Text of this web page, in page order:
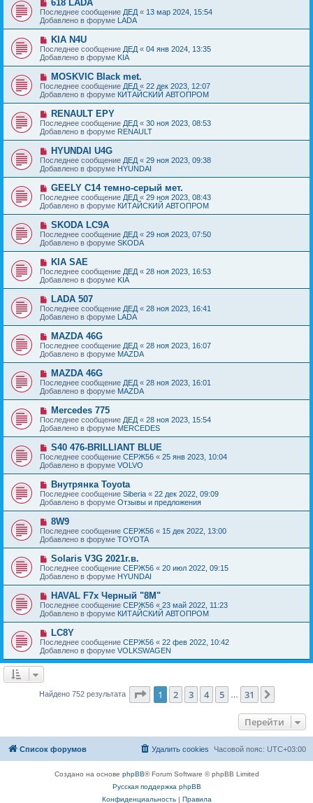
щ
е
н
и
е
с
о
о
б
щ
е
н
и
е
о
в
о
е
с
о
о
б
щ
е
н
и
е
618 LADA
Последнее сообщение ДЕД « 13 мар 2024, 15:54
Добавлено в форуме LADA
Н
о
в
о
е
с
о
о
б
щ
е
н
и
е
KIA N4U
Последнее сообщение ДЕД « 04 янв 2024, 13:35
Добавлено в форуме KIA
Н
о
в
о
е
с
о
о
б
щ
е
н
и
е
MOSKVIC Black met.
Последнее сообщение ДЕД « 22 дек 2023, 12:07
Добавлено в форуме КИТАЙСКИЙ АВТОПРОМ
Н
о
в
о
е
с
о
о
б
щ
е
н
и
е
RENAULT EPY
Последнее сообщение ДЕД « 30 ноя 2023, 08:53
Добавлено в форуме RENAULT
Н
о
в
о
с
о
о
б
щ
е
н
и
е
HYUNDAI U4G
Последнее сообщение ДЕД « 29 ноя 2023, 09:38
Добавлено в форуме HYUNDAI
Н
о
в
о
е
с
о
о
б
щ
е
н
и
е
GEELY C14 темно-серый мет.
Последнее сообщение ДЕД « 29 ноя 2023, 08:43
Добавлено в форуме КИТАЙСКИЙ АВТОПРОМ
Н
о
в
о
е
с
о
о
б
е
н
и
е
SKODA LC9A
Последнее сообщение ДЕД « 29 ноя 2023, 07:50
Добавлено в форуме SKODA
Н
о
в
о
е
с
о
о
б
щ
е
н
и
е
KIA SAE
Последнее сообщение ДЕД « 28 ноя 2023, 16:53
Добавлено в форуме KIA
Н
о
в
о
е
с
о
о
б
щ
е
н
и
е
LADA 507
Последнее сообщение ДЕД « 28 ноя 2023, 16:41
Добавлено в форуме LADA
Н
о
в
о
е
с
о
о
б
щ
е
н
и
е
MAZDA 46G
Последнее сообщение ДЕД « 28 ноя 2023, 16:07
Добавлено в форуме MAZDA
Н
о
в
о
е
с
о
о
б
щ
е
н
и
е
MAZDA 46G
Последнее сообщение ДЕД « 28 ноя 2023, 16:01
Добавлено в форуме MAZDA
Н
о
в
о
е
с
о
о
б
щ
е
н
и
е
Mercedes 775
Последнее сообщение ДЕД « 28 ноя 2023, 15:54
Добавлено в форуме MERCEDES
Н
о
в
о
е
с
о
о
б
щ
е
н
и
е
S40 476-BRILLIANT BLUE
Последнее сообщение СЕРЖ56 « 25 янв 2023, 10:04
Добавлено в форуме VOLVO
Н
о
в
о
е
с
о
о
б
щ
е
н
и
е
Внутрянка Toyota
Последнее сообщение Siberia « 22 дек 2022, 09:09
Добавлено в форуме Отзывы и предложения
Н
о
в
о
е
с
о
о
б
щ
е
н
и
е
8W9
Последнее сообщение СЕРЖ56 « 15 дек 2022, 13:00
Добавлено в форуме TOYOTA
Н
о
в
о
е
с
о
о
б
е
н
и
е
Solaris V3G 2021г.в.
Последнее сообщение СЕРЖ56 « 20 июл 2022, 09:15
Добавлено в форуме HYUNDAI
Н
о
в
о
е
с
о
о
б
и
HAVAL F7x Черный "8M"
Последнее сообщение СЕРЖ56 « 23 май 2022, 11:23
Добавлено в форуме КИТАЙСКИЙ АВТОПРОМ
Н
о
в
о
е
о
б
LC8Y
Последнее сообщение СЕРЖ56 « 22 фев 2022, 10:42
Добавлено в форуме VOLKSWAGEN
Найдено 752 результата Страница из 31
1 2 3 4 5 31
Перейти
Список форумов Часовой пояс: UTC+03:00
Удалить cookies
Создано на основе phpBB® Forum Software © phpBB Limited
Русская поддержка phpBB
Конфиденциальность| Правила